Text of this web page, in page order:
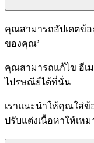
คุณสามารถอัปเดตข้
ของคุณ’
คุณสามารถแก้ไข อีเม
ไปรษณีย์ได้ที่นั่น
เราแนะนำให้คุณใส่ข้
ปรับแต่งเนื้อหาให้เห